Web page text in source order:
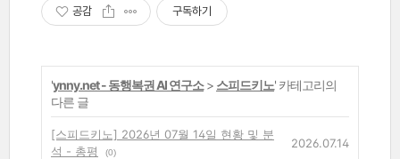
공감 구독하기
'ynny.net - 동행복권 AI 연구소> 스피드키노' 카테고리의
다른 글
[스피드키노] 2026년 07월 14일 현황 및 분
석 - 총평
(0)
2026.07.14